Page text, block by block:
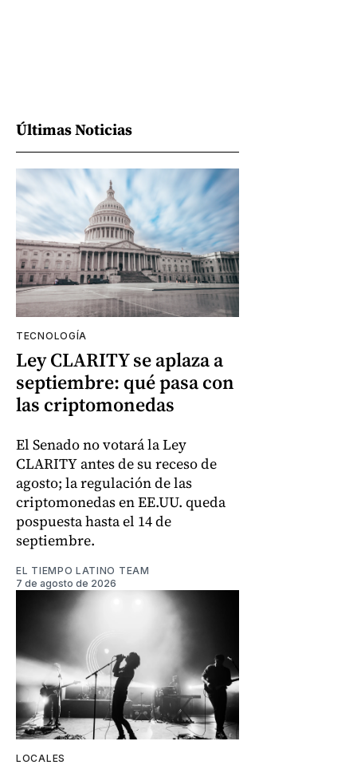
Últimas Noticias
TECNOLOGÍA
Ley CLARITY se aplaza a
septiembre: qué pasa con
las criptomonedas
El Senado no votará la Ley
CLARITY antes de su receso de
agosto; la regulación de las
criptomonedas en EE.UU. queda
pospuesta hasta el 14 de
septiembre.
EL TIEMPO LATINO TEAM
7 de agosto de 2026
LOCALES